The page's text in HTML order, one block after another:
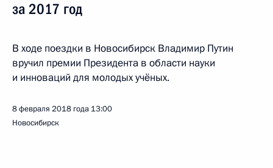
за 2017 год
В ходе поездки в Новосибирск Владимир Путин
вручил премии Президента в области науки
и инноваций для молодых учёных.
8 февраля 2018 года 13:00
Новосибирск